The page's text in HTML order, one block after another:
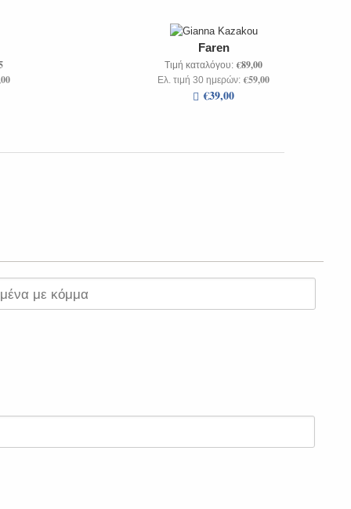
Faren
Τιμή καταλόγου: €89,00
Ελ. τιμή 30 ημερών: €59,00
€39,00
με κόμμα